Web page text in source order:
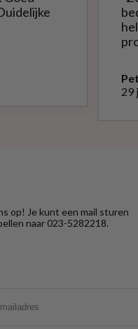
bedrijf.
29
op! Je kunt een mail sturen
naar 023-5282218.